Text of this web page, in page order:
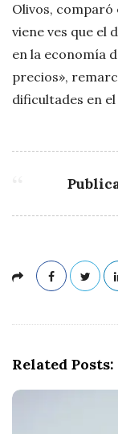
Olivos, comparó
viene ves que el
en la economía
precios»,
dificultades en
Related Posts: